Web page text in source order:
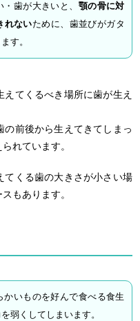
歯が大きいと、 顎の骨に対
れないために、歯並びがガタ
す。
てくるべき場所に歯が生え
前後から生えてきてしまっ
れています。
てくる歯の大きさが小さい場
もあります。
かいものを好んで食べる食生
弱くしてしまいます。